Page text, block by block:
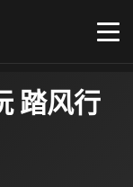
踏风行